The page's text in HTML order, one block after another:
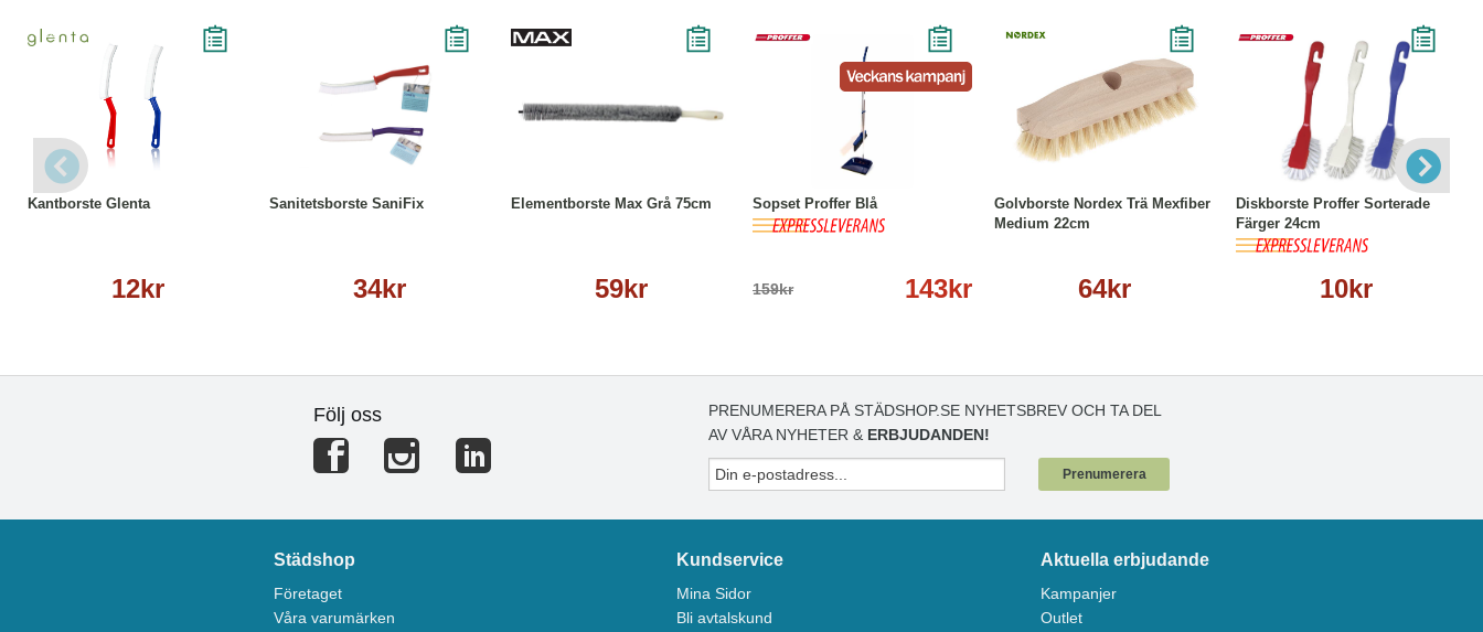
Kantborste Glenta
12kr
Läs mer
Sanitetsborste SaniFix
34kr
Läs mer
Elementborste Max Grå 75cm
59kr
Sopset Proffer Blå
159kr 143kr
Köp
Golvborste Nordex Trä Mexfiber
Medium 22cm
64kr
Köp
Diskborste Proffer Sorterade
Färger 24cm
10kr
Köp Läs mer
Följ oss
PRENUMERERA PÅ STÄDSHOP.SE NYHETSBREV OCH TA DEL
AV VÅRA NYHETER & ERBJUDANDEN!
Prenumerera
Städshop
Företaget
Våra varumärken
Kundservice
Mina Sidor
Bli avtalskund
Aktuella erbjudande
Kampanjer
Outlet